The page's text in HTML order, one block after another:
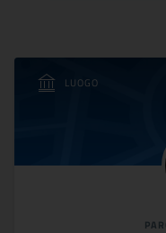
LUOGO